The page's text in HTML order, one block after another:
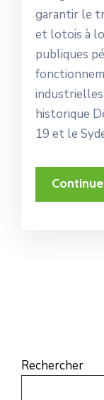
garantir le
et lotois à
publiques
historique
19 et le
Rechercher